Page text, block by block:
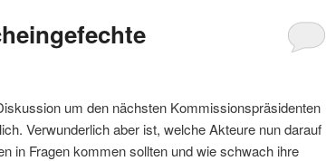
um den nächsten Kommissionspräsidenten
Verwunderlich aber ist, welche Akteure nun darauf
in Fragen kommen sollten und wie schwach ihre